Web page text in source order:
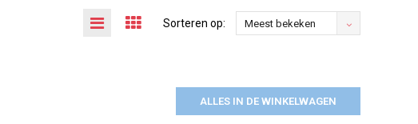
Sorteren op: Meest bekeken
ALLES IN DE WINKELWAGEN